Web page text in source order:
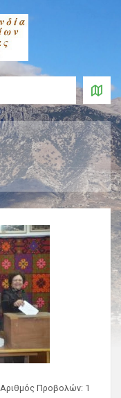
Αριθμός Προβολών: 1